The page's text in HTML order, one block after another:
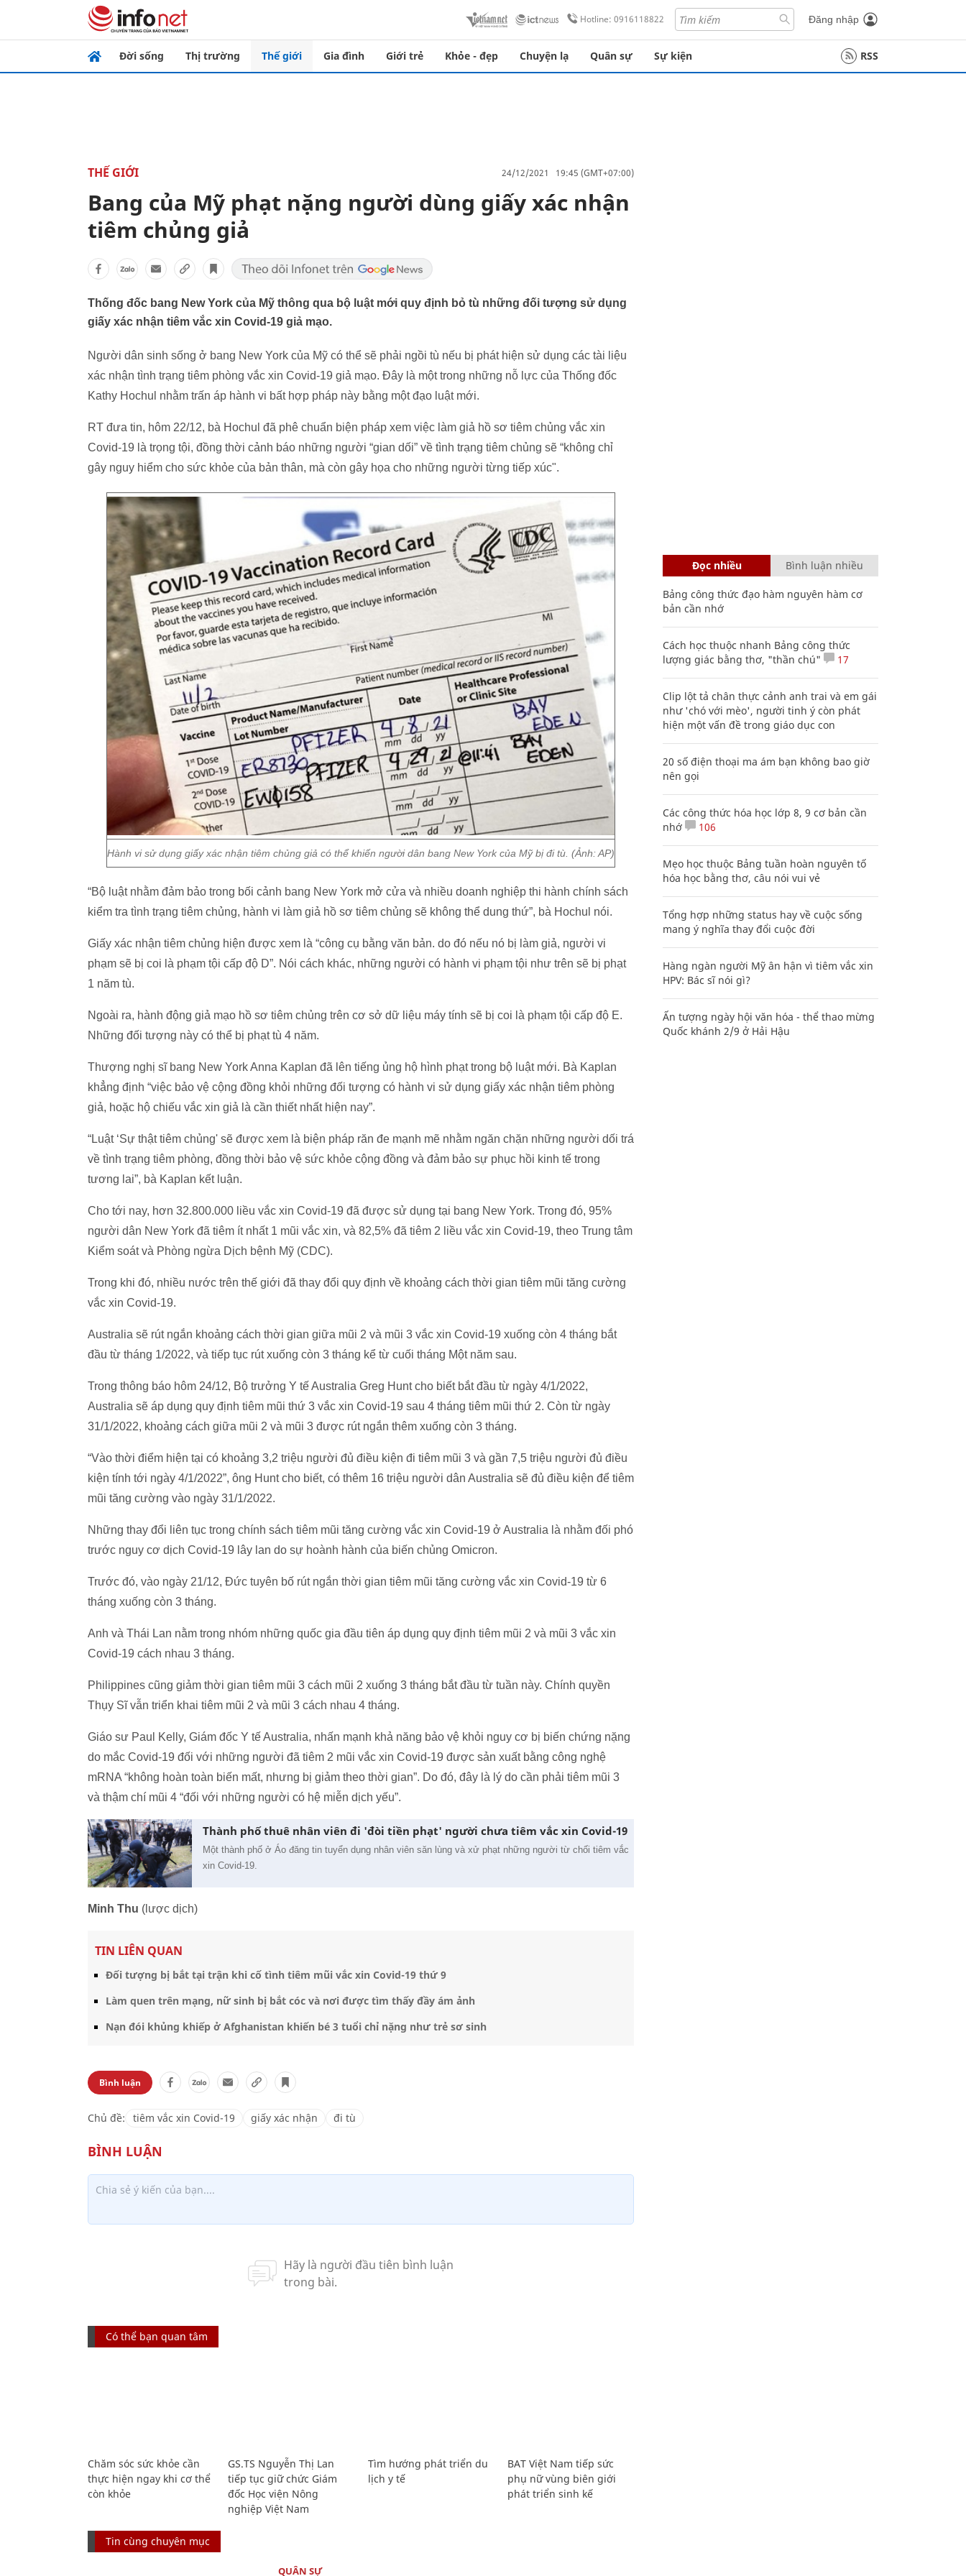
Hotline: 0916118822 Đăng nhập
Đời sống Thị trường Thế giới Gia đình Giới trẻ Khỏe - đẹp Chuyện lạ Quân sự Sự kiện RSS
THẾ GIỚI 24/12/2021 19:45 (GMT+07:00)
Bang của Mỹ phạt nặng người dùng giấy xác nhận
tiêm chủng giả
Thống đốc bang New York của Mỹ thông qua bộ luật mới quy định bỏ tù những đối tượng sử dụng
giấy xác nhận tiêm vắc xin Covid-19 giả mạo.
Người dân sinh sống ở bang New York của Mỹ có thể sẽ phải ngồi tù nếu bị phát hiện sử dụng các tài liệu
xác nhận tình trạng tiêm phòng vắc xin Covid-19 giả mạo. Đây là một trong những nỗ lực của Thống đốc
Kathy Hochul nhằm trấn áp hành vi bất hợp pháp này bằng một đạo luật mới.
RT đưa tin, hôm 22/12, bà Hochul đã phê chuẩn biện pháp xem việc làm giả hồ sơ tiêm chủng vắc xin
Covid-19 là trọng tội, đồng thời cảnh báo những người “gian dối” về tình trạng tiêm chủng sẽ “không chỉ
gây nguy hiểm cho sức khỏe của bản thân, mà còn gây họa cho những người từng tiếp xúc".
Hành vi sử dụng giấy xác nhận tiêm chủng giả có thể khiến người dân bang New York của Mỹ bị đi tù. (Ảnh: AP)
“Bộ luật nhằm đảm bảo trong bối cảnh bang New York mở cửa và nhiều doanh nghiệp thi hành chính sách
kiểm tra tình trạng tiêm chủng, hành vi làm giả hồ sơ tiêm chủng sẽ không thể dung thứ”, bà Hochul nói.
Giấy xác nhận tiêm chủng hiện được xem là “công cụ bằng văn bản. do đó nếu nó bị làm giả, người vi
phạm sẽ bị coi là phạm tội cấp độ D”. Nói cách khác, những người có hành vi phạm tội như trên sẽ bị phạt
1 năm tù.
Ngoài ra, hành động giả mạo hồ sơ tiêm chủng trên cơ sở dữ liệu máy tính sẽ bị coi là phạm tội cấp độ E.
Những đối tượng này có thể bị phạt tù 4 năm.
Thượng nghị sĩ bang New York Anna Kaplan đã lên tiếng ủng hộ hình phạt trong bộ luật mới. Bà Kaplan
khẳng định “việc bảo vệ cộng đồng khỏi những đối tượng có hành vi sử dụng giấy xác nhận tiêm phòng
giả, hoặc hộ chiếu vắc xin giả là cần thiết nhất hiện nay”.
“Luật ‘Sự thật tiêm chủng' sẽ được xem là biện pháp răn đe mạnh mẽ nhằm ngăn chặn những người dối trá
về tình trạng tiêm phòng, đồng thời bảo vệ sức khỏe cộng đồng và đảm bảo sự phục hồi kinh tế trong
tương lai”, bà Kaplan kết luận.
Cho tới nay, hơn 32.800.000 liều vắc xin Covid-19 đã được sử dụng tại bang New York. Trong đó, 95%
người dân New York đã tiêm ít nhất 1 mũi vắc xin, và 82,5% đã tiêm 2 liều vắc xin Covid-19, theo Trung tâm
Kiểm soát và Phòng ngừa Dịch bệnh Mỹ (CDC).
Trong khi đó, nhiều nước trên thế giới đã thay đổi quy định về khoảng cách thời gian tiêm mũi tăng cường
vắc xin Covid-19.
Australia sẽ rút ngắn khoảng cách thời gian giữa mũi 2 và mũi 3 vắc xin Covid-19 xuống còn 4 tháng bắt
đầu từ tháng 1/2022, và tiếp tục rút xuống còn 3 tháng kể từ cuối tháng Một năm sau.
Trong thông báo hôm 24/12, Bộ trưởng Y tế Australia Greg Hunt cho biết bắt đầu từ ngày 4/1/2022,
Australia sẽ áp dụng quy định tiêm mũi thứ 3 vắc xin Covid-19 sau 4 tháng tiêm mũi thứ 2. Còn từ ngày
31/1/2022, khoảng cách giữa mũi 2 và mũi 3 được rút ngắn thêm xuống còn 3 tháng.
“Vào thời điểm hiện tại có khoảng 3,2 triệu người đủ điều kiện đi tiêm mũi 3 và gần 7,5 triệu người đủ điều
kiện tính tới ngày 4/1/2022”, ông Hunt cho biết, có thêm 16 triệu người dân Australia sẽ đủ điều kiện để tiêm
mũi tăng cường vào ngày 31/1/2022.
Những thay đổi liên tục trong chính sách tiêm mũi tăng cường vắc xin Covid-19 ở Australia là nhằm đối phó
trước nguy cơ dịch Covid-19 lây lan do sự hoành hành của biến chủng Omicron.
Trước đó, vào ngày 21/12, Đức tuyên bố rút ngắn thời gian tiêm mũi tăng cường vắc xin Covid-19 từ 6
tháng xuống còn 3 tháng.
Anh và Thái Lan nằm trong nhóm những quốc gia đầu tiên áp dụng quy định tiêm mũi 2 và mũi 3 vắc xin
Covid-19 cách nhau 3 tháng.
Philippines cũng giảm thời gian tiêm mũi 3 cách mũi 2 xuống 3 tháng bắt đầu từ tuần này. Chính quyền
Thụy Sĩ vẫn triển khai tiêm mũi 2 và mũi 3 cách nhau 4 tháng.
Giáo sư Paul Kelly, Giám đốc Y tế Australia, nhấn mạnh khả năng bảo vệ khỏi nguy cơ bị biến chứng nặng
do mắc Covid-19 đối với những người đã tiêm 2 mũi vắc xin Covid-19 được sản xuất bằng công nghệ
mRNA “không hoàn toàn biến mất, nhưng bị giảm theo thời gian”. Do đó, đây là lý do cần phải tiêm mũi 3
và thậm chí mũi 4 “đối với những người có hệ miễn dịch yếu”.
Thành phố thuê nhân viên đi 'đòi tiền phạt' người chưa tiêm vắc xin Covid-19
Một thành phố ở Áo đăng tin tuyển dụng nhân viên săn lùng và xử phạt những người từ chối tiêm vắc
xin Covid-19.
Minh Thu (lược dịch)
TIN LIÊN QUAN
Đối tượng bị bắt tại trận khi cố tình tiêm mũi vắc xin Covid-19 thứ 9
Làm quen trên mạng, nữ sinh bị bắt cóc và nơi được tìm thấy đầy ám ảnh
Nạn đói khủng khiếp ở Afghanistan khiến bé 3 tuổi chỉ nặng như trẻ sơ sinh
Bình luận
Chủ đề: tiêm vắc xin Covid-19 giấy xác nhận đi tù
Có thể bạn quan tâm
Chăm sóc sức khỏe cần
thực hiện ngay khi cơ thể
còn khỏe
GS.TS Nguyễn Thị Lan
tiếp tục giữ chức Giám
đốc Học viện Nông
nghiệp Việt Nam
Tìm hướng phát triển du
lịch y tế
BAT Việt Nam tiếp sức
phụ nữ vùng biên giới
phát triển sinh kế
Tin cùng chuyên mục
QUÂN SỰ
Đọc nhiều Bình luận nhiều
Bảng công thức đạo hàm nguyên hàm cơ
bản cần nhớ
Cách học thuộc nhanh Bảng công thức
lượng giác bằng thơ, "thần chú"
17
Clip lột tả chân thực cảnh anh trai và em gái
như 'chó với mèo', người tinh ý còn phát
hiện một vấn đề trong giáo dục con
20 số điện thoại ma ám bạn không bao giờ
nên gọi
Các công thức hóa học lớp 8, 9 cơ bản cần
nhớ
106
Mẹo học thuộc Bảng tuần hoàn nguyên tố
hóa học bằng thơ, câu nói vui vẻ
Tổng hợp những status hay về cuộc sống
mang ý nghĩa thay đổi cuộc đời
Hàng ngàn người Mỹ ân hận vì tiêm vắc xin
HPV: Bác sĩ nói gì?
Ấn tượng ngày hội văn hóa - thể thao mừng
Quốc khánh 2/9 ở Hải Hậu